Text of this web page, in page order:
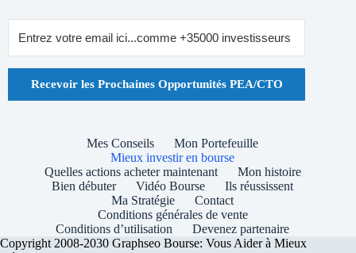
Recevoir les Prochaines Opportunités PEA/CTO
Mes Conseils
Mon Portefeuille
Mieux investir en bourse
Quelles actions acheter maintenant
Mon histoire
Bien débuter
Vidéo Bourse
Ils réussissent
Ma Stratégie
Contact
Conditions générales de vente
Conditions d’utilisation
Devenez partenaire
Copyright 2008-2030 Graphseo Bourse: Vous Aider à Mieux